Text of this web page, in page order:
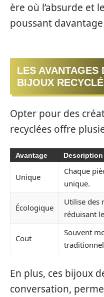
ère où l’absurde et
poussant
LES AVANTAGES
BIJOUX
Opter pour des
recyclées offre
Avantage Description
Unique
Chaque
unique.
Écologique
Utilise des
réduisant
Cout
Souvent
En plus, ces bijoux
conversation,